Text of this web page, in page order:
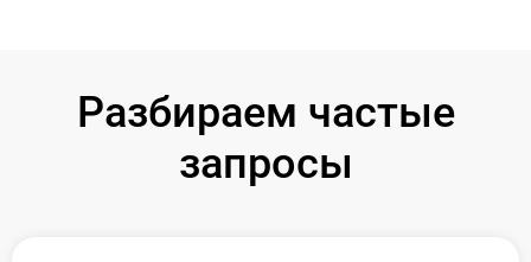
Разбираем частые
запросы